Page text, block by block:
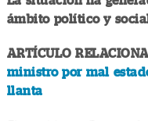
ámbito político y
ARTÍCULO
ministro por mal
llanta